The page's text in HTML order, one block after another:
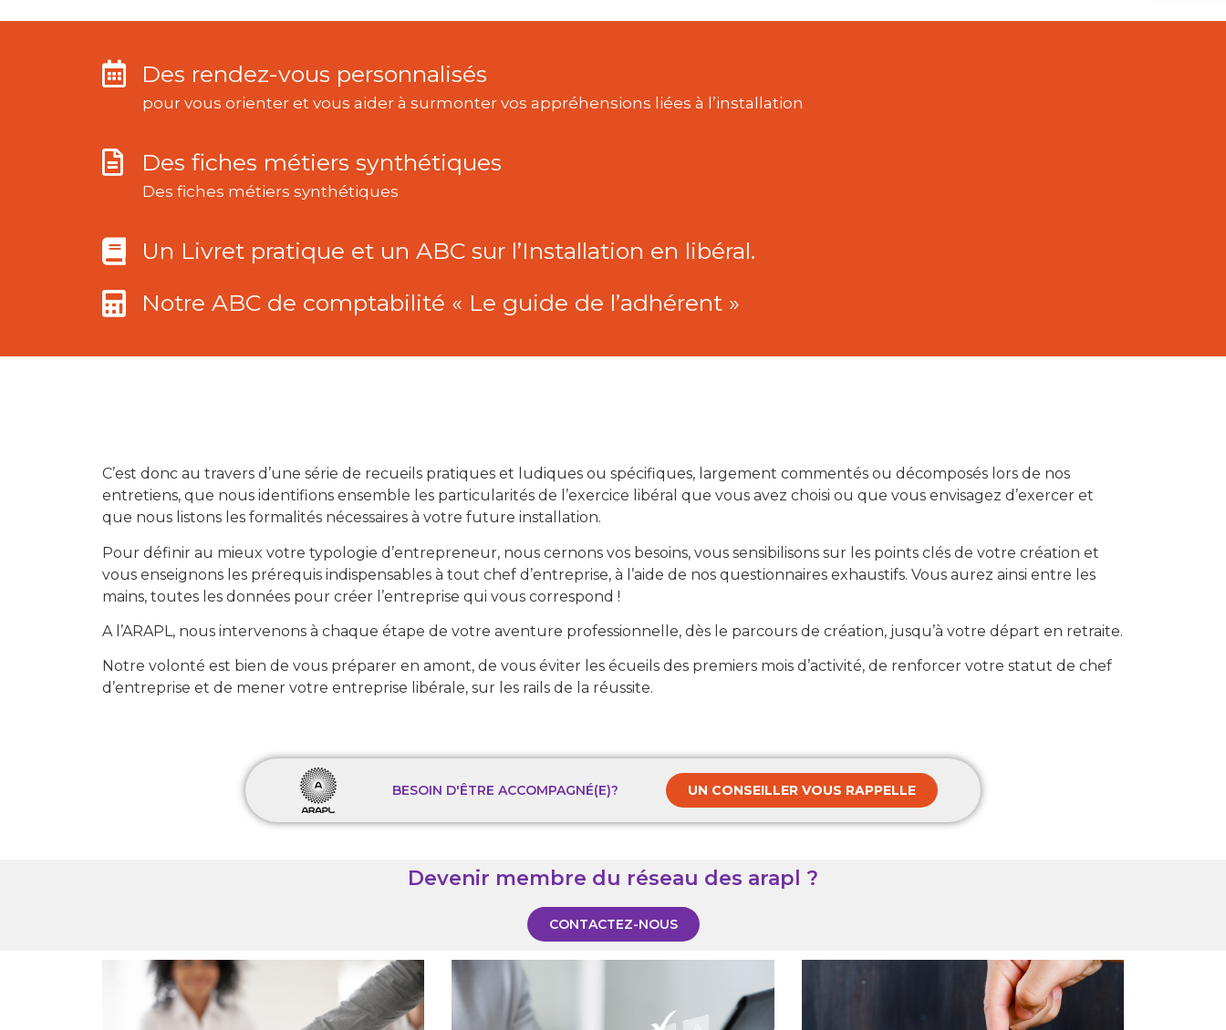
Des rendez-vous personnalisés
pour vous orienter et vous aider à surmonter vos appréhensions liées à l’installation
Des fiches métiers synthétiques
Des fiches métiers synthétiques
Un Livret pratique et un ABC sur l’Installation en libéral.
Notre ABC de comptabilité « Le guide de l’adhérent »
C’est donc au travers d’une série de recueils pratiques et ludiques ou spécifiques, largement commentés ou décomposés lors de nos
entretiens, que nous identifions ensemble les particularités de l’exercice libéral que vous avez choisi ou que vous envisagez d’exercer et
que nous listons les formalités nécessaires à votre future installation.
Pour définir au mieux votre typologie d’entrepreneur, nous cernons vos besoins, vous sensibilisons sur les points clés de votre création et
vous enseignons les prérequis indispensables à tout chef d’entreprise, à l’aide de nos questionnaires exhaustifs. Vous aurez ainsi entre les
mains, toutes les données pour créer l’entreprise qui vous correspond !
A l’ARAPL, nous intervenons à chaque étape de votre aventure professionnelle, dès le parcours de création, jusqu’à votre départ en retraite.
Notre volonté est bien de vous préparer en amont, de vous éviter les écueils des premiers mois d’activité, de renforcer votre statut de chef
d’entreprise et de mener votre entreprise libérale, sur les rails de la réussite.
BESOIN D'ÊTRE ACCOMPAGNÉ(E)? UN CONSEILLER VOUS RAPPELLE
Devenir membre du réseau des arapl ?
CONTACTEZ-NOUS